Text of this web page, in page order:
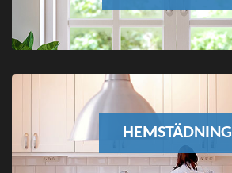
HEMSTÄDNING